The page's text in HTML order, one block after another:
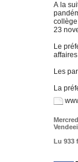
A la
23
Le
Les
La
Lu 933